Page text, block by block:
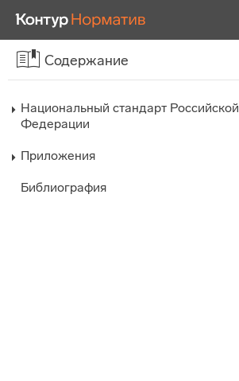
Содержание
Национальный стандарт Российской
Федерации
Приложения
Библиография